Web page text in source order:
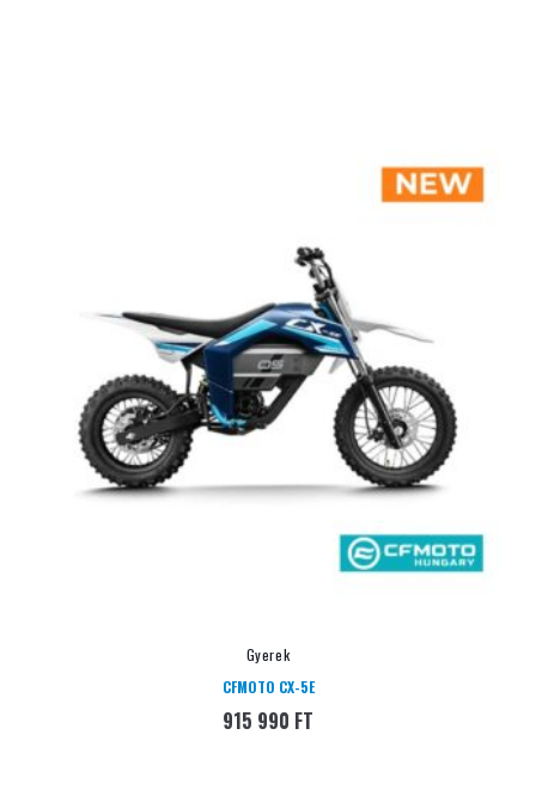
Gyerek
CFMOTO CX-5E
915 990 FT